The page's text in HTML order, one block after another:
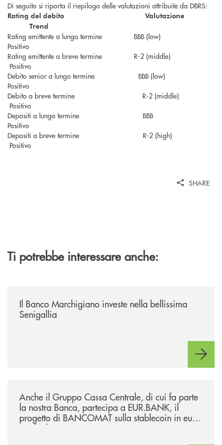
Di seguito si riporta il riepilogo delle valutazioni attribuite da DBRS:
Rating del debito
Valutazione
Trend
Rating emittente a lungo termine BBB (low)
Positivo
Rating emittente a breve termine R-2 (middle)
Positivo
Debito senior a lungo termine BBB (low)
Positivo
Debito a breve termine R-2 (middle)
Positivo
Depositi a lungo termine BBB
Positivo
Depositi a breve termine R-2 (high)
Positivo
SHARE
Ti potrebbe interessare anche:
Il Banco Marchigiano investe nella bellissima
Senigallia
Anche il Gruppo Cassa Centrale, di cui fa parte
la nostra Banca, partecipa a EUR.BANK, il
progetto di BANCOMAT sulla stablecoin in euro
e sul relativo ecosistema